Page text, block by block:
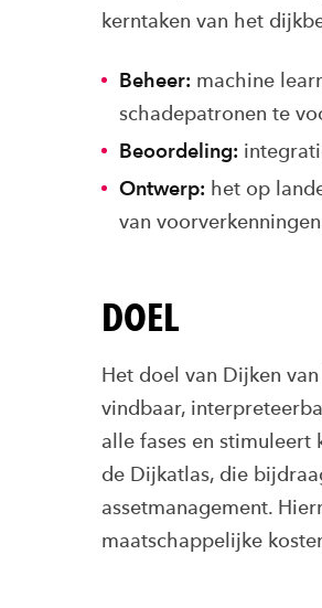
kerntaken van het
Beheer: machine
schadepatronen te
Beoordeling:
Ontwerp: het op
van
DOEL
Het doel van Dijken
vindbaar,
alle fases en stimuleert
de Dijkatlas, die
assetmanagement.
maatschappelijke